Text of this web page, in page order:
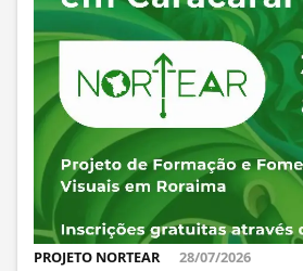
PROJETO NORTEAR 28/07/2026